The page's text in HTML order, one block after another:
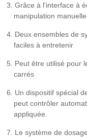
3. Grâce à l'interface à
manipulation
4. Deux ensembles de
faciles à entretenir
5. Peut être utilisé pour
carrés
6. Un dispositif spécial
peut contrôler
appliquée.
7. Le système de